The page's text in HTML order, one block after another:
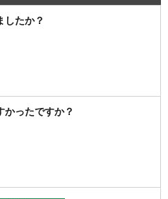
したか？
かったですか？